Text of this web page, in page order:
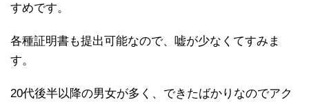
すめです。
各種証明書も提出可能なので、嘘が少なくてすみま
す。
20代後半以降の男女が多く、できたばかりなのでアク